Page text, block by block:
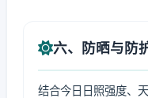
六、防晒与防
结合今日日照强度、